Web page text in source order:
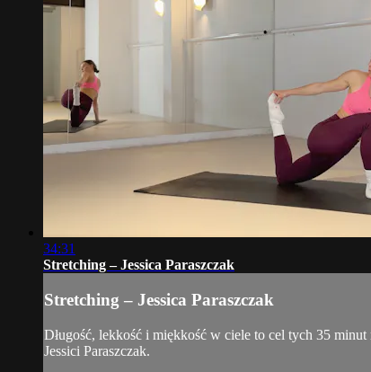
34:31
Stretching – Jessica Paraszczak
Stretching – Jessica Paraszczak
Długość, lekkość i miękkość w ciele to cel tych 35
Jessici Paraszczak.